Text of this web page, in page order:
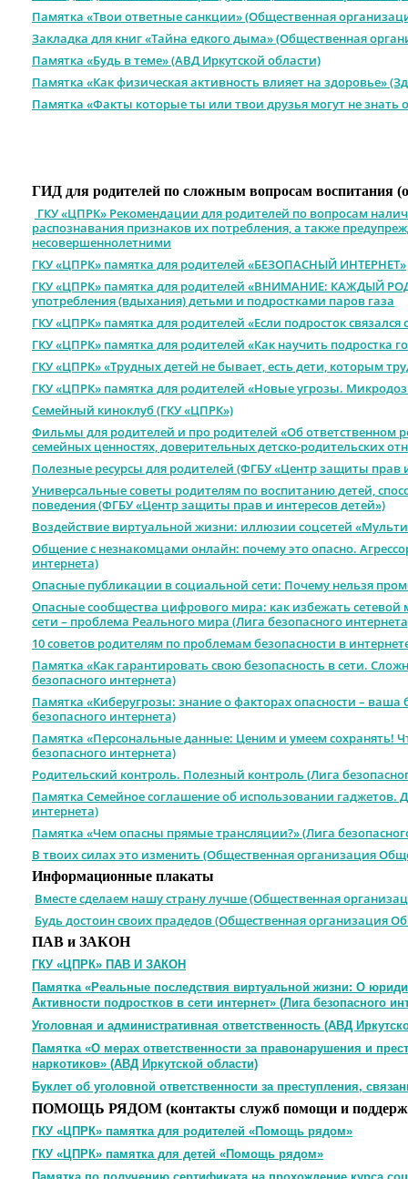
Памятка «Твои ответные санкции» (Общественная
Закладка для книг «Тайна едкого дыма» (Общественная
Памятка «Будь в теме» (АВД Иркутской области)
Памятка «Как физическая активность влияет на здоровье»
Памятка «Факты которые ты или твои друзья могут не знать
ГИД для родителей по сложным вопросам воспитания
ГКУ «ЦПРК» Рекомендации для родителей по вопросам
распознавания признаков их потребления, а также
несовершеннолетними
ГКУ «ЦПРК» памятка для родителей «БЕЗОПАСНЫЙ ИНТЕРНЕТ»
ГКУ «ЦПРК» памятка для родителей «ВНИМАНИЕ: КАЖДЫЙ
употребления (вдыхания) детьми и подростками паров газа
ГКУ «ЦПРК» памятка для родителей «Если подросток
ГКУ «ЦПРК» памятка для родителей «Как научить подростка
ГКУ «ЦПРК» «Трудных детей не бывает, есть дети, которым
ГКУ «ЦПРК» памятка для родителей «Новые угрозы.
Семейный киноклуб (ГКУ «ЦПРК»)
Фильмы для родителей и про родителей «Об ответственном
семейных ценностях, доверительных детско-родительских
Полезные ресурсы для родителей (ФГБУ «Центр защиты прав
Универсальные советы родителям по воспитанию детей,
поведения (ФГБУ «Центр защиты прав и интересов детей»)
Воздействие виртуальной жизни: иллюзии соцсетей
Общение с незнакомцами онлайн: почему это опасно.
интернета)
Опасные публикации в социальной сети: Почему нельзя
Опасные сообщества цифрового мира: как избежать
сети – проблема Реального мира (Лига безопасного
10 советов родителям по проблемам безопасности в
Памятка «Как гарантировать свою безопасность в сети.
безопасного интернета)
Памятка «Киберугрозы: знание о факторах опасности –
безопасного интернета)
Памятка «Персональные данные: Ценим и умеем сохранять!
безопасного интернета)
Родительский контроль. Полезный контроль (Лига
Памятка Семейное соглашение об использовании гаджетов.
интернета)
Памятка «Чем опасны прямые трансляции?» (Лига
В твоих силах это изменить (Общественная организация
Информационные плакаты
Вместе сделаем нашу страну лучше (Общественная
Будь достоин своих прадедов (Общественная организация
ПАВ и ЗАКОН
ГКУ «ЦПРК» ПАВ И ЗАКОН
Памятка «Реальные последствия виртуальной жизни: О
Активности подростков в сети интернет» (Лига безопасного
Уголовная и административная ответственность (АВД
Памятка «О мерах ответственности за правонарушения и
наркотиков» (АВД Иркутской области)
Буклет об уголовной ответственности за преступления,
ПОМОЩЬ РЯДОМ (контакты служб помощи и
ГКУ «ЦПРК» памятка для родителей «Помощь рядом»
ГКУ «ЦПРК» памятка для детей «Помощь рядом»